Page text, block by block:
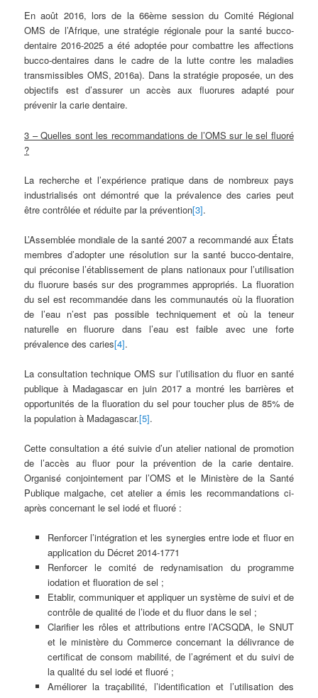
En août 2016, lors de la 66ème session du Comité Régional
OMS de l’Afrique, une stratégie régionale pour la santé bucco-
dentaire 2016-2025 a été adoptée pour combattre les affections
bucco-dentaires dans le cadre de la lutte contre les maladies
transmissibles OMS, 2016a). Dans la stratégie proposée, un des
objectifs est d’assurer un accès aux fluorures adapté pour
prévenir la carie dentaire.
3 – Quelles sont les recommandations de l’OMS sur le sel fluoré
?
La recherche et l’expérience pratique dans de nombreux pays
industrialisés ont démontré que la prévalence des caries peut
être contrôlée et réduite par la prévention[3].
L’Assemblée mondiale de la santé 2007 a recommandé aux États
membres d’adopter une résolution sur la santé bucco-dentaire,
qui préconise l’établissement de plans nationaux pour l’utilisation
du fluorure basés sur des programmes appropriés. La fluoration
du sel est recommandée dans les communautés où la fluoration
de l’eau n’est pas possible techniquement et où la teneur
naturelle en fluorure dans l’eau est faible avec une forte
prévalence des caries[4].
La consultation technique OMS sur l’utilisation du fluor en santé
publique à Madagascar en juin 2017 a montré les barrières et
opportunités de la fluoration du sel pour toucher plus de 85% de
la population à Madagascar.[5].
Cette consultation a été suivie d’un atelier national de promotion
de l’accès au fluor pour la prévention de la carie dentaire.
Organisé conjointement par l’OMS et le Ministère de la Santé
Publique malgache, cet atelier a émis les recommandations ci-
après concernant le sel iodé et fluoré :
Renforcer l’intégration et les synergies entre iode et fluor en
application du Décret 2014-1771
Renforcer le comité de redynamisation du programme
iodation et fluoration de sel ;
Etablir, communiquer et appliquer un système de suivi et de
contrôle de qualité de l’iode et du fluor dans le sel ;
Clarifier les rôles et attributions entre l’ACSQDA, le SNUT
et le ministère du Commerce concernant la délivrance de
certificat de consom mabilité, de l’agrément et du suivi de
la qualité du sel iodé et fluoré ;
Améliorer la traçabilité, l’identification et l’utilisation des